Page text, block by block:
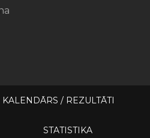
KALENDĀRS / REZULTĀTI
STATISTIKA